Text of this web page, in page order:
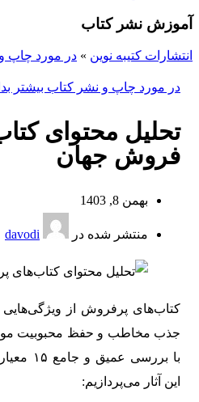
آموزش نشر کتاب
انتشارات کتیبه نوین » در مورد چاپ و
در مورد چاپ و نشر کتاب بیشتر
تحلیل محتوای
فروش جهان
بهمن 8, 1403
منتشر شده در davodi
کتاب‌های پرفروش از ویژگی‌هایی
جذب مخاطب و حفظ محبوبیت
با
این آثار می‌پردازیم: